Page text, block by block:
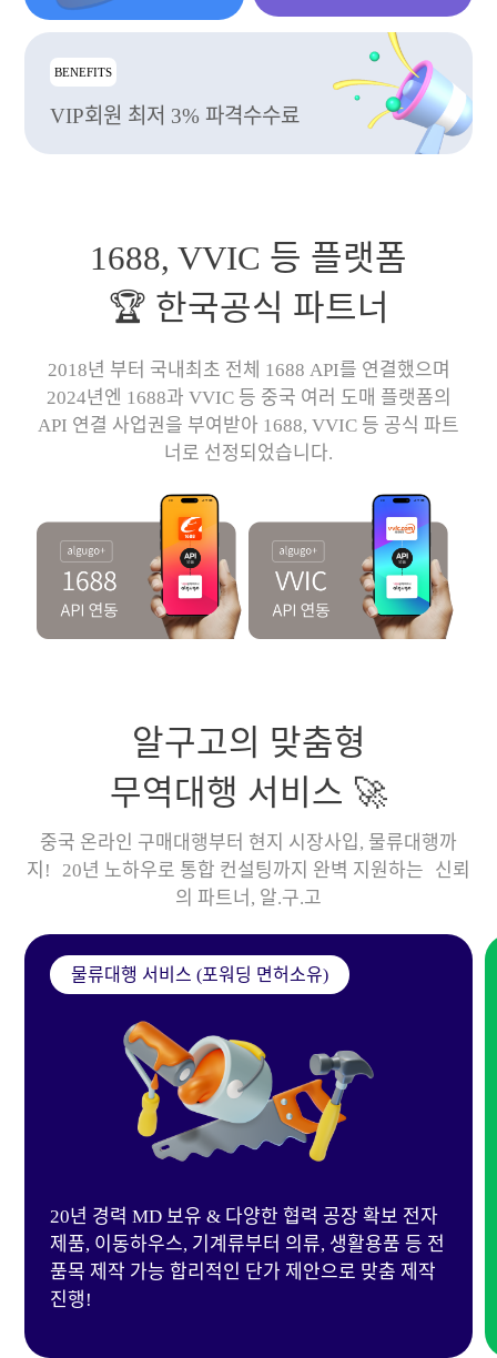
BENEFITS
VIP회원 최저 3% 파격수수료
1688, VVIC 등 플랫폼
🏆 한국공식 파트너
2018년 부터 국내최초 전체 1688 API를 연결했으며
2024년엔 1688과 VVIC 등 중국 여러 도매 플랫폼의
API 연결 사업권을 부여받아 1688, VVIC 등 공식 파트
너로 선정되었습니다.
알구고의 맞춤형
무역대행 서비스 🚀
중국 온라인 구매대행부터 현지 시장사입, 물류대행까
지! 20년 노하우로 통합 컨설팅까지 완벽 지원하는 신뢰
의 파트너, 알.구.고
물류대행 서비스 (포워딩 면허소유)
20년 경력 MD 보유 & 다양한 협력 공장 확보 전자
제품, 이동하우스, 기계류부터 의류, 생활용품 등 전
품목 제작 가능 합리적인 단가 제안으로 맞춤 제작
진행!